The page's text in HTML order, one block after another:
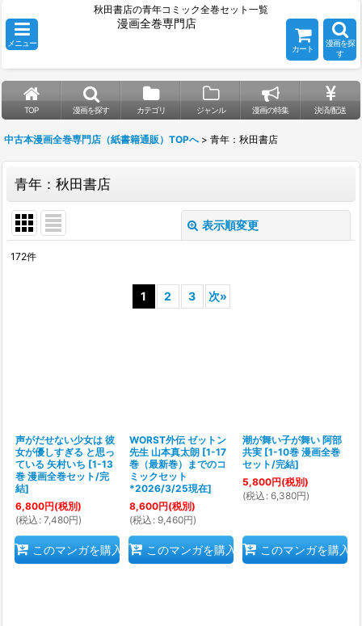
秋田書店の青年コミック全巻セット一覧
メニュー
漫画全巻専門店
カート
漫画を探
す
TOP 漫画を探す カテゴリ ジャンル 漫画の特集 決済/配送
中古本漫画全巻専門店（紙書籍通販）TOPへ > 青年：秋田書店
青年：秋田書店
表示順変更
172件
1 2 3 次»
声がだせない少女は 彼
女が優しすぎる と思っ
ている 矢村いち [1-13
巻 漫画全巻セット/完
結]
6,800円(税別)
(税込 : 7,480円)
このマンガを購入
WORST外伝 ゼットン
先生 山本真太朗 [1-17
巻（最新巻）までのコ
ミックセット
*2026/3/25現在]
8,600円(税別)
(税込 : 9,460円)
このマンガを購入
潮が舞い子が舞い 阿部
共実 [1-10巻 漫画全巻
セット/完結]
5,800円(税別)
(税込 : 6,380円)
このマンガを購入